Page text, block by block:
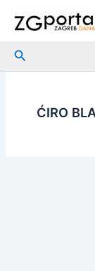
Search
ĆIRO